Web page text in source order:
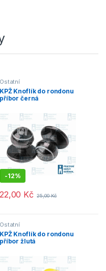
Ostatní
KPŽ Knoflík do rondonu
příbor černá
-12%
22,00 Kč 25,00Kč
Ostatní
KPŽ Knoflík do rondonu
příbor žlutá